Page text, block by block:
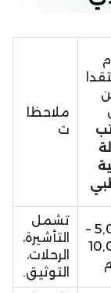
ملاحظا
ت
5,000 –
تشمل
التأشيرة،
الرحلات،
التوثيق.